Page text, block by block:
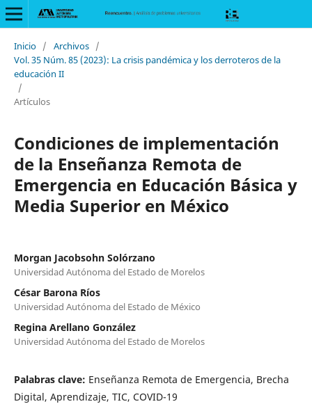
Inicio / Archivos /
Vol. 35 Núm. 85 (2023): La crisis pandémica y los derroteros de la
educación II
/
Artículos
Condiciones de implementación
de la Enseñanza Remota de
Emergencia en Educación Básica y
Media Superior en México
Morgan Jacobsohn Solórzano
Universidad Autónoma del Estado de Morelos
César Barona Ríos
Universidad Autónoma del Estado de México
Regina Arellano González
Universidad Autónoma del Estado de Morelos
Palabras clave: Enseñanza Remota de Emergencia, Brecha
Digital, Aprendizaje, TIC, COVID-19